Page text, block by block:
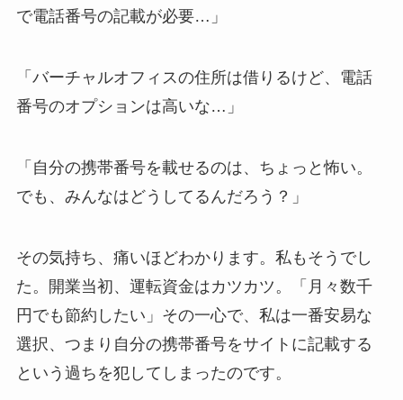
で電話番号の記載が必要…」
「バーチャルオフィスの住所は借りるけど、電話
番号のオプションは高いな…」
「自分の携帯番号を載せるのは、ちょっと怖い。
でも、みんなはどうしてるんだろう？」
その気持ち、痛いほどわかります。私もそうでし
た。開業当初、運転資金はカツカツ。「月々数千
円でも節約したい」その一心で、私は一番安易な
選択、つまり自分の携帯番号をサイトに記載する
という過ちを犯してしまったのです。